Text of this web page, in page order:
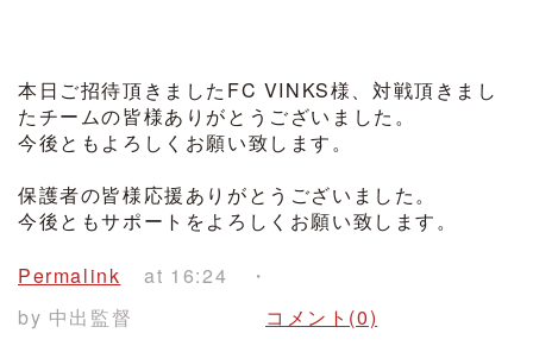
本日ご招待頂きましたFC VINKS様、対戦頂きまし
たチームの皆様ありがとうございました。
今後ともよろしくお願い致します。
保護者の皆様応援ありがとうございました。
今後ともサポートをよろしくお願い致します。
Permalink
by 中出監督
at 16:24
コメント(0)